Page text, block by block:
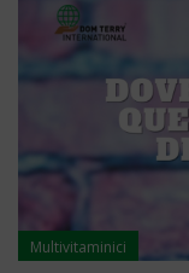
Multivitaminici